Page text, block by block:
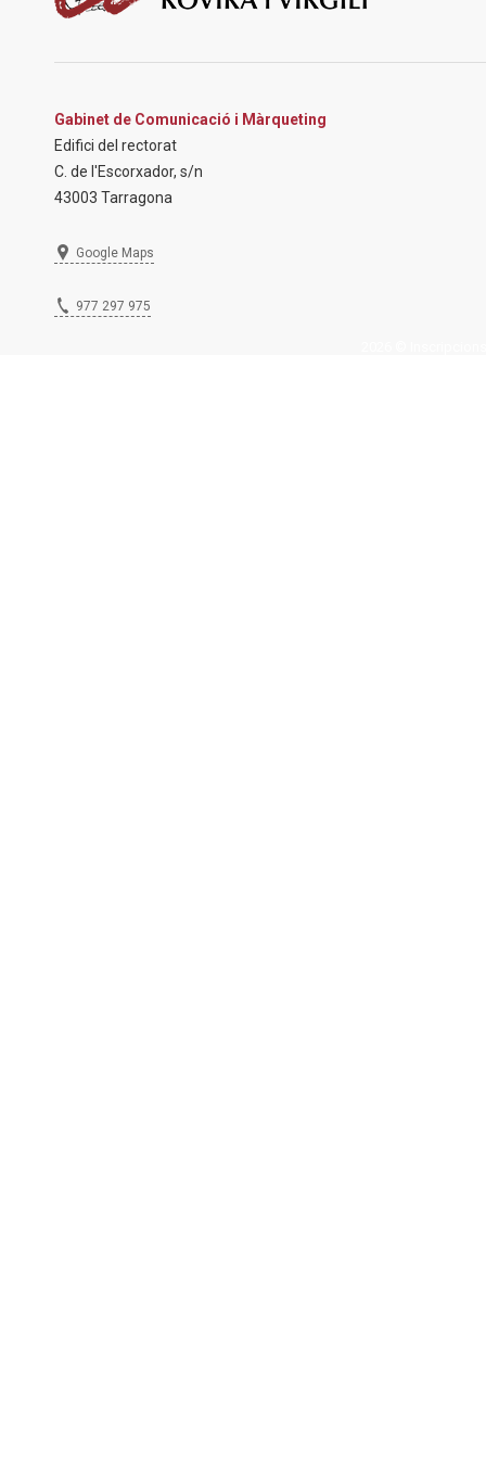
Gabinet de Comunicació i Màrqueting
Edifici del rectorat
C. de l'Escorxador, s/n
43003 Tarragona
Google Maps
977 297 975